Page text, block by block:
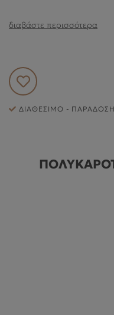
διαβάστε περισσότερα
ΔΙΑΘΈΣΙΜΟ -